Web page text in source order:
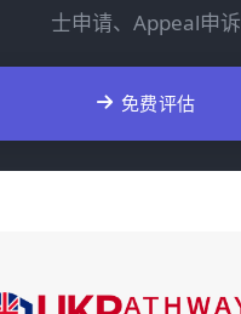
士申请、Appeal申诉
免费评估